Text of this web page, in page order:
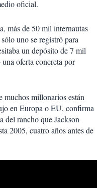
oficial.
más de 50 mil internautas
uno se registró para
un depósito de 7 mil
oferta concreta por
muchos millonarios están
en Europa o EU, confirma
del rancho que Jackson
2005, cuatro años antes de